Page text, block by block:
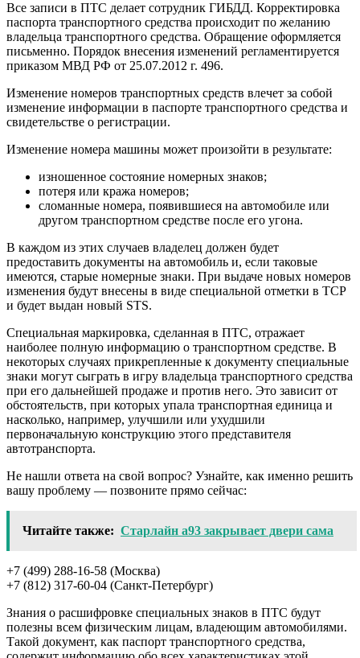
Все записи в ПТС делает сотрудник ГИБДД. Корректировка
паспорта транспортного средства происходит по желанию
владельца транспортного средства. Обращение оформляется
письменно. Порядок внесения изменений регламентируется
приказом МВД РФ от 25.07.2012 г. 496.
Изменение номеров транспортных средств влечет за собой
изменение информации в паспорте транспортного средства и
свидетельстве о регистрации.
Изменение номера машины может произойти в результате:
изношенное состояние номерных знаков;
потеря или кража номеров;
сломанные номера, появившиеся на автомобиле или
другом транспортном средстве после его угона.
В каждом из этих случаев владелец должен будет
предоставить документы на автомобиль и, если таковые
имеются, старые номерные знаки. При выдаче новых номеров
изменения будут внесены в виде специальной отметки в TCP
и будет выдан новый STS.
Специальная маркировка, сделанная в ПТС, отражает
наиболее полную информацию о транспортном средстве. В
некоторых случаях прикрепленные к документу специальные
знаки могут сыграть в игру владельца транспортного средства
при его дальнейшей продаже и против него. Это зависит от
обстоятельств, при которых упала транспортная единица и
насколько, например, улучшили или ухудшили
первоначальную конструкцию этого представителя
автотранспорта.
Не нашли ответа на свой вопрос? Узнайте, как именно решить
вашу проблему — позвоните прямо сейчас:
Читайте также: Старлайн а93 закрывает двери сама
+7 (499) 288-16-58 (Москва)
+7 (812) 317-60-04 (Санкт-Петербург)
Знания о расшифровке специальных знаков в ПТС будут
полезны всем физическим лицам, владеющим автомобилями.
Такой документ, как паспорт транспортного средства,